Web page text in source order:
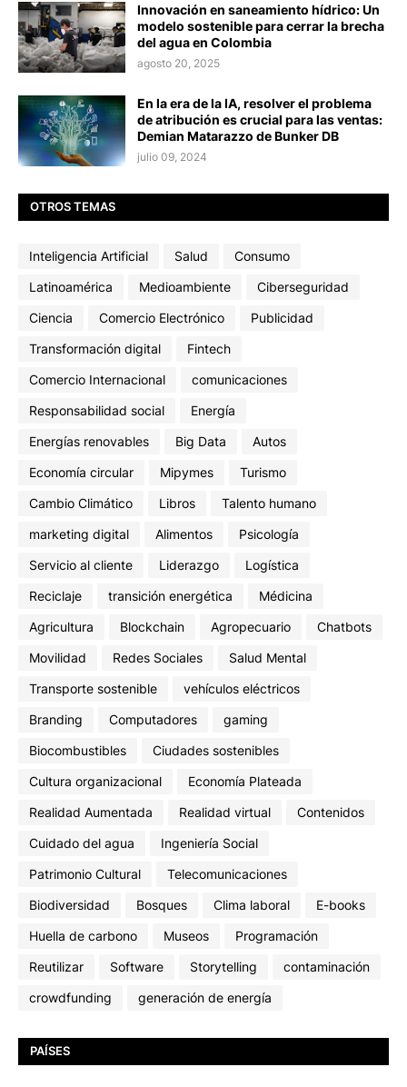
Innovación en saneamiento hídrico: Un
modelo sostenible para cerrar la brecha
del agua en Colombia
agosto 20, 2025
En la era de la IA, resolver el problema
de atribución es crucial para las ventas:
Demian Matarazzo de Bunker DB
julio 09, 2024
OTROS TEMAS
Inteligencia Artificial Salud
Consumo
Latinoamérica
Medioambiente
Ciberseguridad
Ciencia
Comercio Electrónico
Publicidad
Transformación digital
Fintech
Comercio Internacional
comunicaciones
Responsabilidad social
Energía
Energías renovables
Big Data
Autos
Economía circular
Mipymes
Turismo
Cambio Climático
Libros
Talento humano
marketing digital
Alimentos
Psicología
Servicio al cliente
Liderazgo
Logística
Reciclaje
transición energética
Médicina
Agricultura
Blockchain Agropecuario
Chatbots
Movilidad
Redes Sociales
Salud Mental
Transporte sostenible
vehículos eléctricos
Branding
Computadores
gaming
Biocombustibles
Ciudades sostenibles
Cultura organizacional
Economía Plateada
Realidad Aumentada
Realidad virtual
Contenidos
Cuidado del agua
Ingeniería Social
Patrimonio Cultural
Telecomunicaciones
Biodiversidad
Bosques Clima laboral
E-books
Huella de carbono
Museos
Programación
Reutilizar
Software Storytelling
contaminación
crowdfunding
generación de energía
PAÍSES